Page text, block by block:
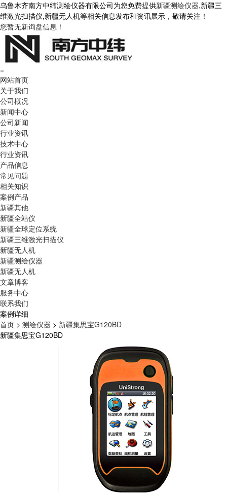
乌鲁木齐南方中纬测绘仪器有限公司为您免费提供新疆测绘仪器,新疆三
维激光扫描仪,新疆无人机等相关信息发布和资讯展示，敬请关注！
您暂无新询盘信息！
=
网站首页
关于我们
公司概况
新闻中心
公司新闻
行业资讯
技术中心
行业资讯
产品信息
常见问题
相关知识
案例产品
新疆其他
新疆全站仪
新疆全球定位系统
新疆三维激光扫描仪
新疆无人机
新疆测绘仪器
新疆无人机
文章博客
服务中心
联系我们
案例详细
首页 > 测绘仪器 > 新疆集思宝G120BD
新疆集思宝G120BD